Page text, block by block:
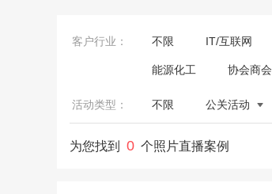
客户行业： 不限 IT/互联网
能源化工 协会商会
活动类型： 不限 公关活动
为您找到 0 个照片直播案例